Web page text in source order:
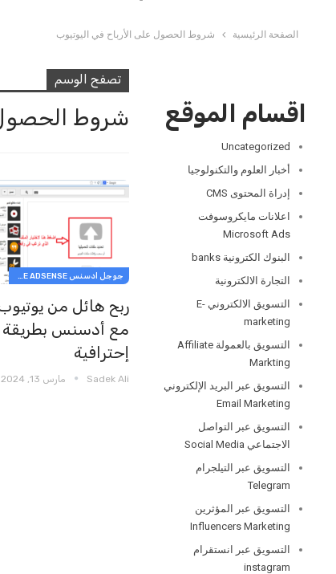
الصفحة الرئيسية شروط الحصول على الأرباح في اليوتيوب
تصفح الوسم
شروط الحصول
جوجل ادسنس GOOGLE ADSENSE
ربح هائل من يوتيوب
مع أدسنس بطريقة
إحترافية
Sadek Ali مارس 13, 2024
اقسام الموقع
Uncategorized
أخبار العلوم والتكنولوجيا
إدراة المحتوى CMS
اعلانات مايكروسوفت
Microsoft Ads
البنوك الكترونية banks
التجارة الالكترونية
التسويق الالكتروني E-
marketing
التسويق بالعمولة Affiliate
Markting
التسويق عبر البريد الإلكتروني
Email Marketing
التسويق عبر التواصل
الاجتماعي Social Media
التسويق عبر التيلجرام
Telegram
التسويق عبر المؤثرين
Influencers Marketing
التسويق عبر انستقرام
instagram